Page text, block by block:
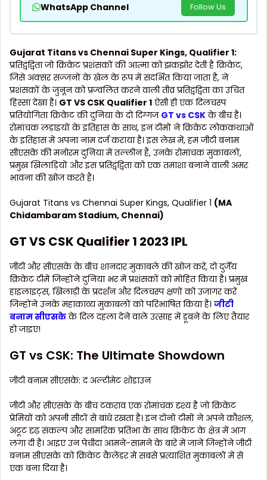
WhatsApp Channel Follow Us
Gujarat Titans vs Chennai Super Kings, Qualifier 1:
प्रतिद्वंद्विता जो क्रिकेट प्रशंसकों की आत्मा को झकझोर देती है क्रिकेट,
जिसे अक्सर सज्जनों के खेल के रूप में संदर्भित किया जाता है, ने
प्रशंसकों के जुनून को प्रज्वलित करने वाली तीव्र प्रतिद्वंद्विता का उचित
हिस्सा देखा है। GT VS CSK Qualifier 1 ऐसी ही एक दिलचस्प
प्रतियोगिता क्रिकेट की दुनिया के दो दिग्गज GT vs CSKके बीच है।
रोमांचक लड़ाइयों के इतिहास के साथ, इन टीमों ने क्रिकेट लोककथाओं
के इतिहास में अपना नाम दर्ज कराया है। इस लेख में, हम जीटी बनाम
सीएसके की मनोरम दुनिया में तल्लीन हैं, उनके रोमांचक मुकाबलों,
प्रमुख खिलाड़ियों और इस प्रतिद्वंद्विता को एक तमाशा बनाने वाली अमर
भावना की खोज करते हैं।
Gujarat Titans vs Chennai Super Kings, Qualifier 1 (MA
Chidambaram Stadium, Chennai)
GT VS CSK Qualifier 1 2023 IPL
जीटी और सीएसके के बीच शानदार मुकाबले की खोज करें, दो दुर्जेय
क्रिकेट टीमें जिन्होंने दुनिया भर में प्रशंसकों को मोहित किया है। प्रमुख
हाइलाइट्स, खिलाड़ी के प्रदर्शन और दिलचस्प क्षणों को उजागर करें
जिन्होंने उनके महाकाव्य मुकाबलों को परिभाषित किया है। जीटी
बनाम सीएसकेके दिल दहला देने वाले उत्साह में डूबने के लिए तैयार
हो जाइए!
GT vs CSK: The Ultimate Showdown
जीटी बनाम सीएसके: द अल्टीमेट शोडाउन
जीटी और सीएसके के बीच टकराव एक रोमांचक दृश्य है जो क्रिकेट
प्रेमियों को अपनी सीटों से बांधे रखता है। इन दोनों टीमों ने अपने कौशल,
अटूट दृढ़ संकल्प और सामरिक प्रतिभा के साथ क्रिकेट के क्षेत्र में आग
लगा दी है। आइए उन पेचीदा आमने-सामने के बारे में जानें जिन्होंने जीटी
बनाम सीएसके को क्रिकेट कैलेंडर में सबसे प्रत्याशित मुकाबलों में से
एक बना दिया है।